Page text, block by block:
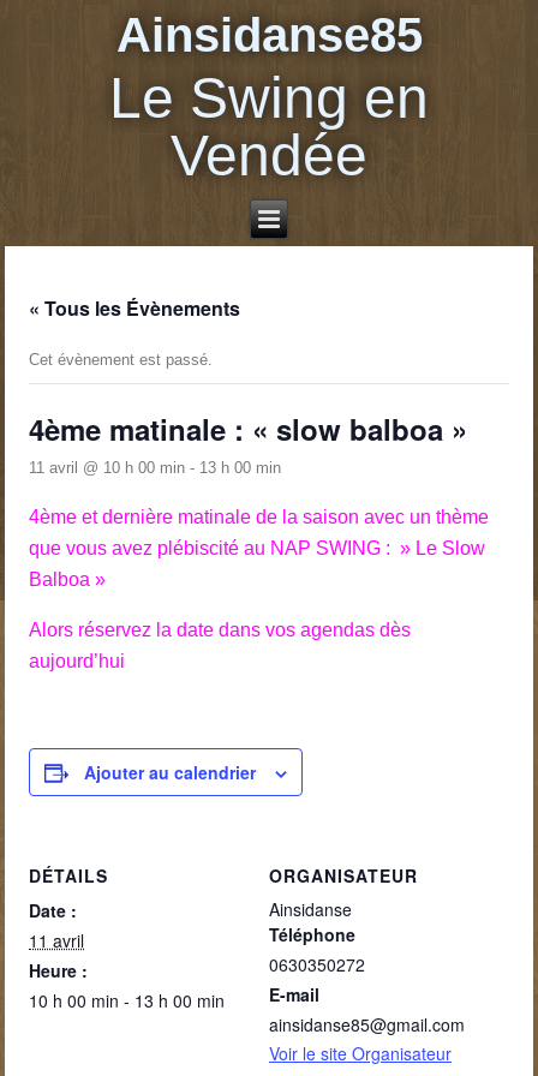
Ainsidanse85
Le Swing en
Vendée
« Tous les Évènements
Cet évènement est passé.
4ème matinale : « slow balboa »
11 avril @ 10 h 00 min - 13 h 00 min
4ème et dernière matinale de la saison avec un thème
que vous avez plébiscité au NAP SWING : » Le Slow
Balboa »
Alors réservez la date dans vos agendas dès
aujourd’hui
Ajouter au calendrier
DÉTAILS
Date :
11 avril
Heure :
10 h 00 min - 13 h 00 min
ORGANISATEUR
Ainsidanse
Téléphone
0630350272
E-mail
ainsidanse85@gmail.com
Voir le site Organisateur